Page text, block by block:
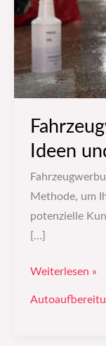
Ideen
Methode, um
potenzielle
[…]
Tipps
Weiterlesen »